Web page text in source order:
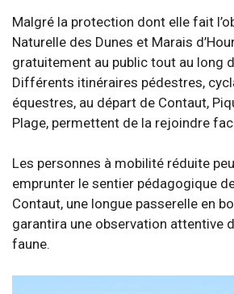
Malgré la protection dont elle fait
Naturelle des Dunes et Marais
gratuitement au public tout au long
Différents itinéraires pédestres,
équestres, au départ de Contaut,
Plage, permettent de la rejoindre
Les personnes à mobilité réduite
emprunter le sentier pédagogique
Contaut, une longue passerelle en
garantira une observation attentive
faune.